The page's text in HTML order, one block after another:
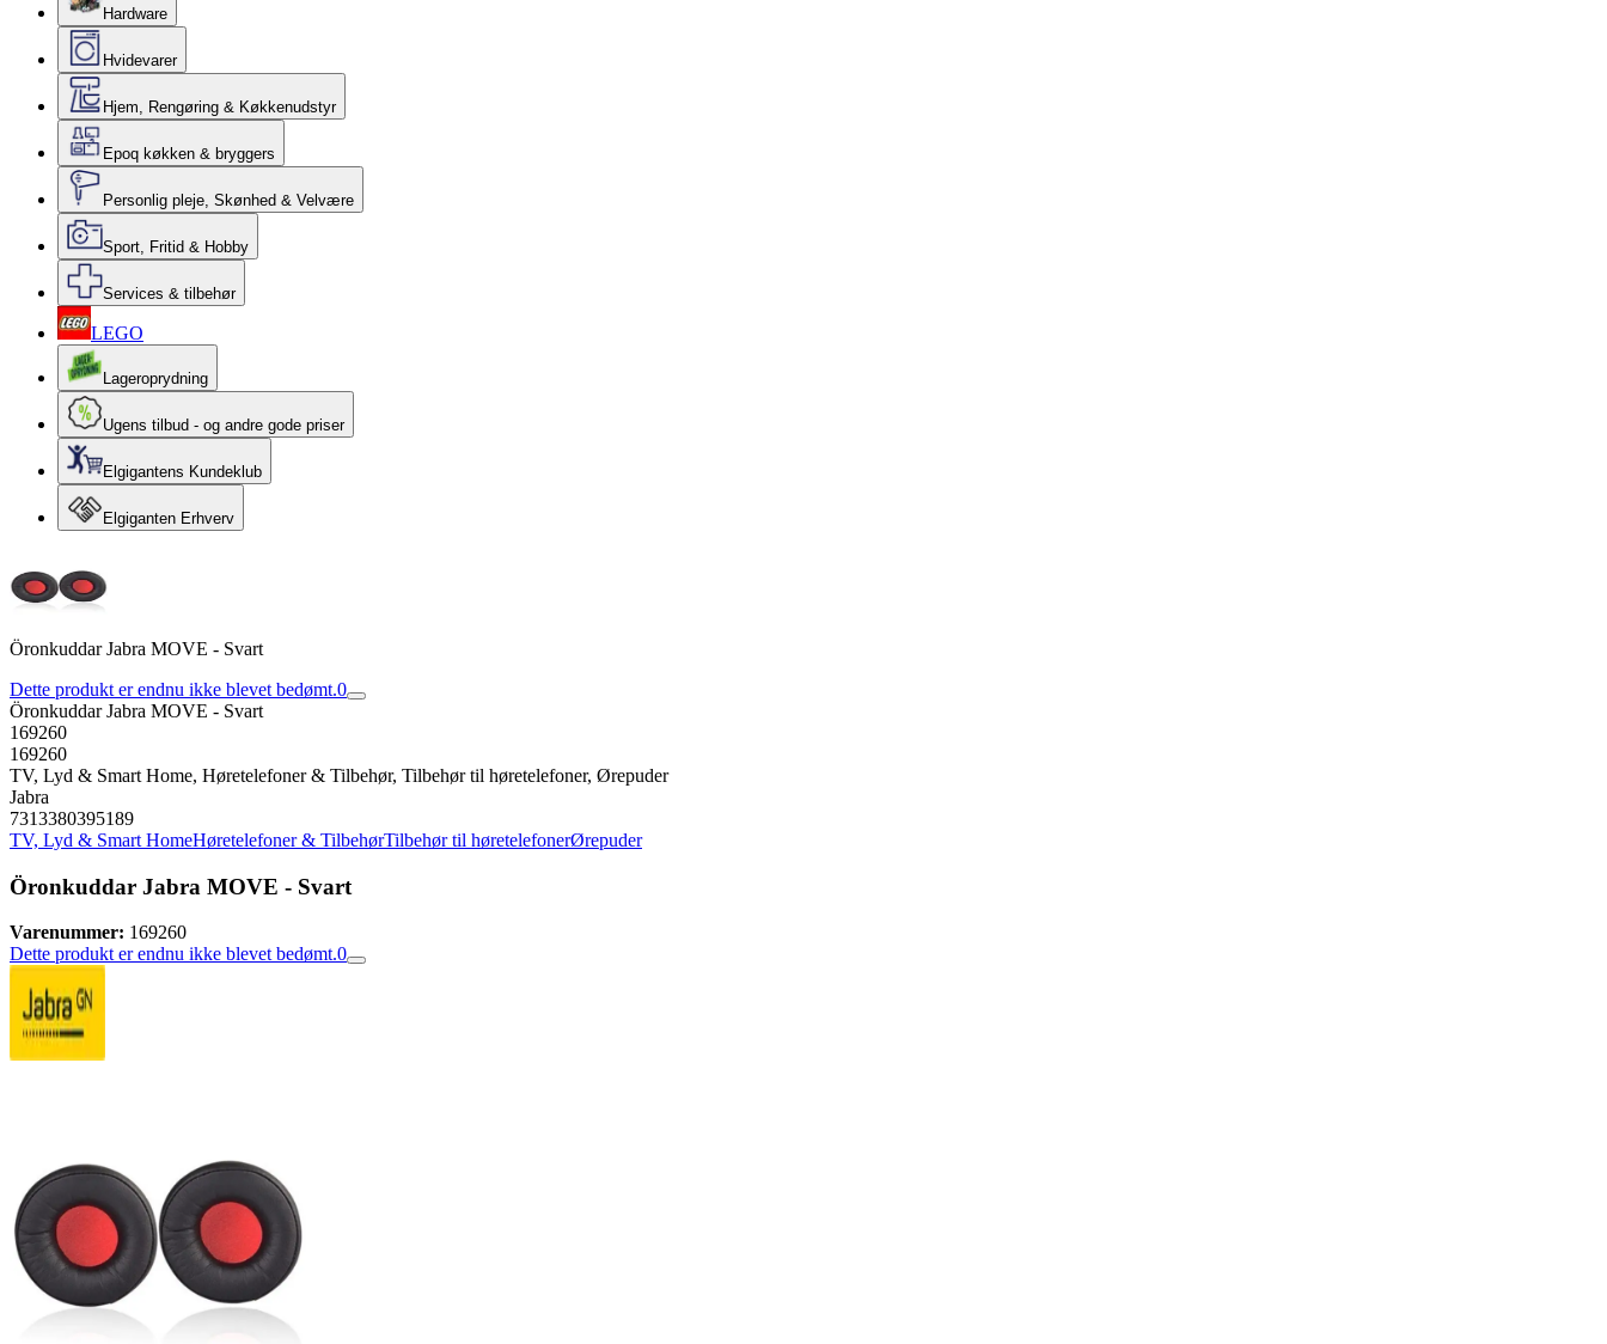
Hardware
Hvidevarer
Hjem, Rengøring & Køkkenudstyr
Epoq køkken & bryggers
Personlig pleje, Skønhed & Velvære
Sport, Fritid & Hobby
Services & tilbehør
LEGO
Lageroprydning
Ugens tilbud - og andre gode priser
Elgigantens Kundeklub
Elgiganten Erhverv
Öronkuddar Jabra MOVE - Svart
Dette produkt er endnu ikke blevet bedømt.0
Öronkuddar Jabra MOVE - Svart
169260
169260
TV, Lyd & Smart Home, Høretelefoner & Tilbehør, Tilbehør til høretelefoner, Ørepuder
Jabra
7313380395189
TV, Lyd & Smart HomeHøretelefoner & TilbehørTilbehør til høretelefonerØrepuder
Öronkuddar Jabra MOVE - Svart
Varenummer: 169260
Dette produkt er endnu ikke blevet bedømt.0